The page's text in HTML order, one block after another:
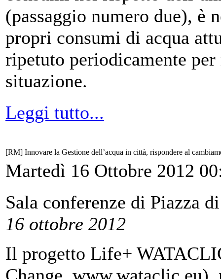
(passaggio numero due), è
propri consumi di acqua
ripetuto periodicamente
situazione.
Leggi tutto...
[RM] Innovare la Gestione dell’acqua in città, rispondere al
Martedì 16 Ottobre 2012
Sala conferenze di Piazza
16 ottobre 2012
Il progetto Life+